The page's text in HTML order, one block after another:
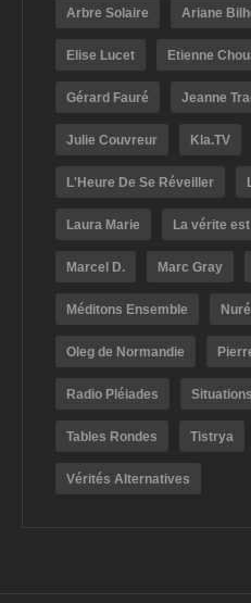
Arbre Solaire Ariane
Elise Lucet Etienne
Gérard Fauré Jeanne
Julie Couvreur Kla.TV
L'Heure De Se Réveiller
Laura Marie La vérite
Marcel D. Marc Gray
Méditons Ensemble
Oleg de Normandie
Radio Pléiades
Tables Rondes Tistrya
Vérités Alternatives